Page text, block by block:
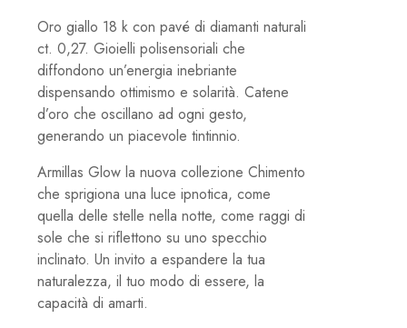
Oro giallo 18 k con pavé di diamanti naturali
ct. 0,27. Gioielli polisensoriali che
diffondono un’energia inebriante
dispensando ottimismo e solarità. Catene
d’oro che oscillano ad ogni gesto,
generando un piacevole tintinnio.
Armillas Glow la nuova collezione Chimento
che sprigiona una luce ipnotica, come
quella delle stelle nella notte, come raggi di
sole che si riflettono su uno specchio
inclinato. Un invito a espandere la tua
naturalezza, il tuo modo di essere, la
capacità di amarti.